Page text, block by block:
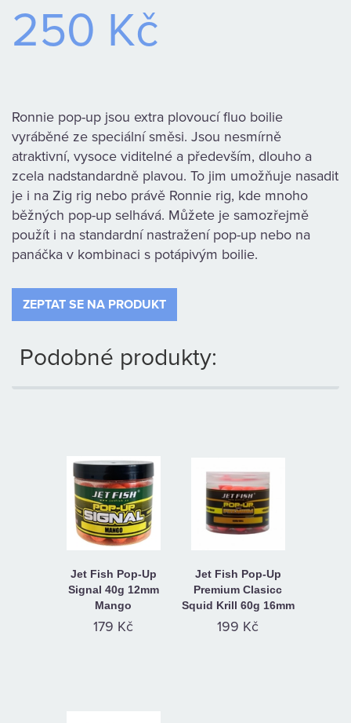
PRODEJNA
250 Kč
Ronnie pop-up jsou extra plovoucí fluo boilie
vyráběné ze speciální směsi. Jsou nesmírně
atraktivní, vysoce viditelné a především, dlouho a
zcela nadstandardně plavou. To jim umožňuje nasadit
je i na Zig rig nebo právě Ronnie rig, kde mnoho
běžných pop-up selhává. Můžete je samozřejmě
použít i na standardní nastražení pop-up nebo na
panáčka v kombinaci s potápivým boilie.
ZEPTAT SE NA PRODUKT
Podobné produkty:
Jet Fish Pop-Up
Signal 40g 12mm
Mango
179 Kč
Jet Fish Pop-Up
Premium Clasicc
Squid Krill 60g 16mm
199 Kč